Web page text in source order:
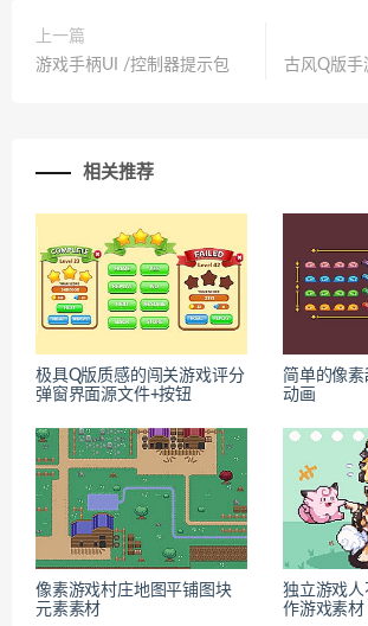
上一篇
游戏手柄UI /控制器提示包
古风Q版手
相关推荐
极具Q版质感的闯关游戏评分
弹窗界面源文件+按钮
简单的像
动画
像素游戏村庄地图平铺图块
元素素材
独立游戏人
作游戏素材